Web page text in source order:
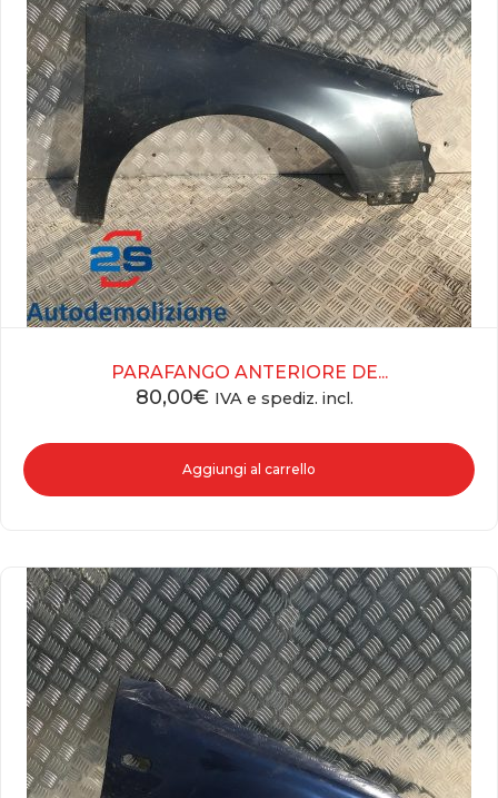
PARAFANGO ANTERIORE DE...
80,00€ IVA e spediz. incl.
Aggiungi al carrello